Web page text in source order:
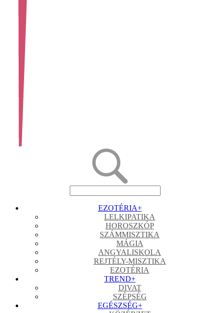
EZOTÉRIA+
LELKIPATIKA
HOROSZKÓP
SZÁMMISZTIKA
MÁGIA
ANGYALISKOLA
REJTÉLY-MISZTIKA
EZOTÉRIA
TREND+
DIVAT
SZÉPSÉG
EGÉSZSÉG+